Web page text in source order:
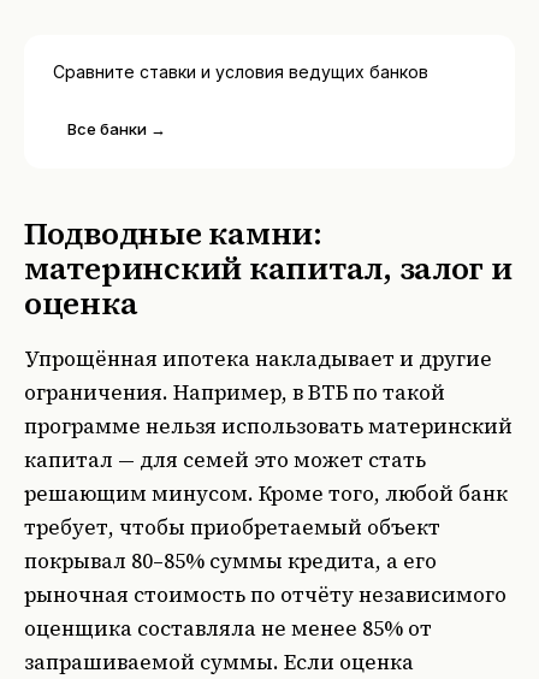
Сравните ставки и условия ведущих банков
Все банки →
Подводные камни:
материнский капитал, залог и
оценка
Упрощённая ипотека накладывает и другие
ограничения. Например, в ВТБ по такой
программе нельзя использовать материнский
капитал — для семей это может стать
решающим минусом. Кроме того, любой банк
требует, чтобы приобретаемый объект
покрывал 80–85% суммы кредита, а его
рыночная стоимость по отчёту независимого
оценщика составляла не менее 85% от
запрашиваемой суммы. Если оценка